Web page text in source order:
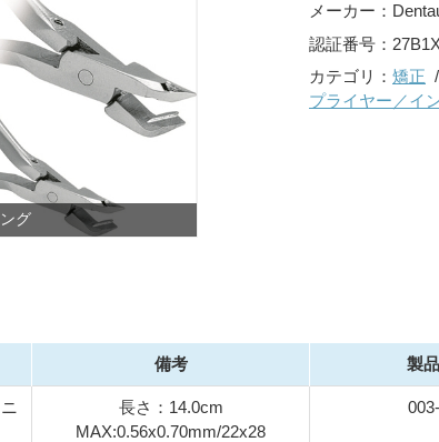
メーカー：
認証番号：
カテゴリ： 矯正
プライヤー／イ
備考 製
長さ：14.0cm
MAX:0.56x0.70mm/22x28